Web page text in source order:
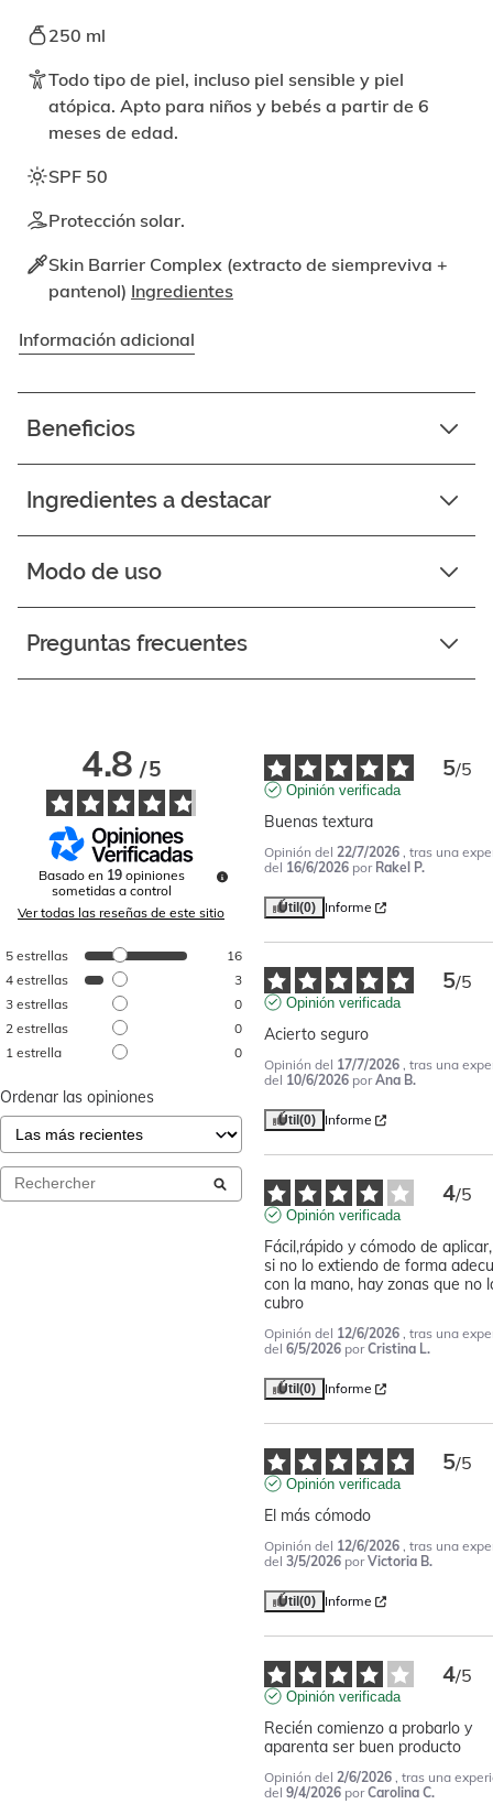
botón250 ml
Todo tipo de piel, incluso piel sensible y piel
atópica. Apto para niños y bebés a partir de 6
meses de edad.
SPF 50
Protección solar.
Skin Barrier Complex (extracto de siempreviva +
pantenol) Ingredientes
Información adicional
Beneficios
Ingredientes a destacar
Modo de uso
Preguntas frecuentes
4.8/5
Basado en 19 opiniones
sometidas a control
Ver todas las reseñas de este sitio
5 estrellas
16
4 estrellas
3
3 estrellas
0
2 estrellas
0
1 estrella 0
Ordenar las opiniones
5/5
Opinión verificada
Buenas textura
Opinión del 22/7/2026 , tras una
del 16/6/2026 por Rakel P.
Útil (0) Informe
5/5
Opinión verificada
Acierto seguro
Opinión del 17/7/2026 , tras una
del 10/6/2026 porAna B.
Útil (0) Informe
4/5
Opinión verificada
Fácil,rápido y cómodo de
si no lo extiendo de forma
con la mano, hay zonas que no
cubro
Opinión del 12/6/2026 , tras una
del 6/5/2026 porCristina L.
Útil (0) Informe
5/5
Opinión verificada
El más cómodo
Opinión del 12/6/2026 , tras una
del 3/5/2026 porVictoria B.
Útil (0) Informe
4/5
Opinión verificada
Recién comienzo a probarlo y
aparenta ser buen producto
Opinión del 2/6/2026 , tras una
del 9/4/2026 porCarolina C.